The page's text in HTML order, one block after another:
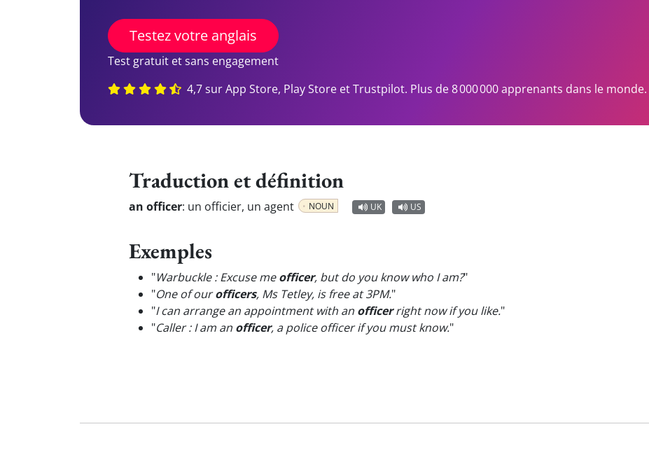
Testez votre anglais
Test gratuit et sans engagement
4,7 sur App Store, Play Store et Trustpilot. Plus de 8 000 000 apprenants dans le monde.
Traduction et définition
an officer: un officier, un agent NOUN UK US
Exemples
"Warbuckle : Excuse meofficer, but do you know who I am?"
"One of ourofficers, Ms Tetley, is free at 3PM."
"I can arrange an appointment with an officerright now if you like."
"Caller : I am an officer, a police officer if you must know."